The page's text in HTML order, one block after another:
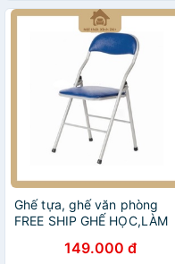
Ghế tựa, ghế văn phòng
FREE SHIP GHẾ HỌC,LÀM
149.000 đ